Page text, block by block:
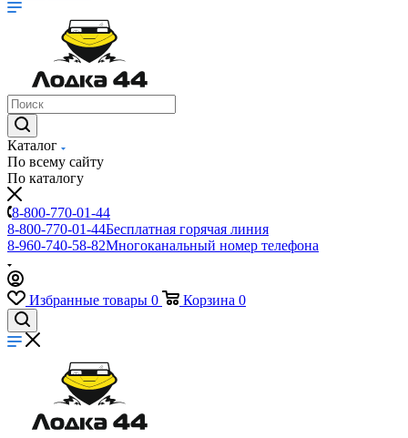
Каталог
По всему сайту
По каталогу
8-800-770-01-44
8-800-770-01-44Бесплатная горячая линия
8-960-740-58-82Многоканальный номер телефона
Избранные товары 0 Корзина 0